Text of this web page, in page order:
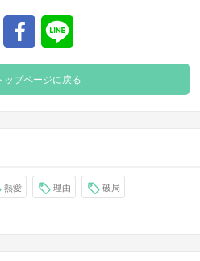
ップページに戻る
熱愛 理由 破局